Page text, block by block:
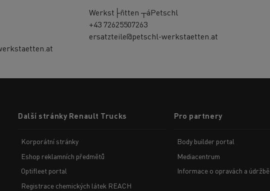
Werkst├ñtten ┬áPetschl
+43 72625507263
ersatzteile@petschl-werkstaetten.at
menuDalší stránky Renault Trucks
Korporátní stránky
Eshop reklamních předmětů
Optifleet portal
Registrace chemických látek REACH
Pro partnery
Body builder portal
Mediacentrum
Informace o opravách a údržbě